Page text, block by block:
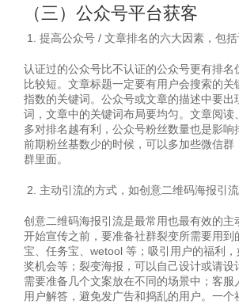
（三）公众号平台获客
提高公众号 / 文章排名的六大因素，包括
认证过的公众号比不认证的公众号更有排名
比较短。文章标题一定要有用户会搜索的关
指数的关键词。公众号或文章的描述中要出
词，文章中的关键词布局要均匀。文章阅读
多对排名越有利，公众号粉丝数量也是影响
前期粉丝基数少的时候，可以多加些微信群
群里面。
主动引流的方式，如创意二维码海报引流
创意二维码海报引流是最常用也最有效的主
开始宣传之前，要准备社群裂变所需要用到
宝、任务宝、wetool 等；吸引用户的福利
奖机会等；裂变海报，可以自己设计或请设
需要准备几个文案放在不同的场景中；客服
用户解答，避免发广告和捣乱的用户。一个